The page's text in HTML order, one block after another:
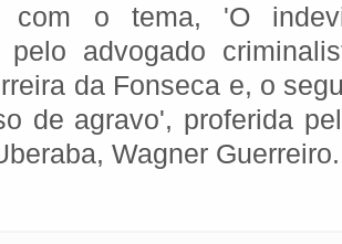
com o tema, 'O
pelo advogado
da Fonseca e, o
de agravo', proferida
Wagner Guerreiro.